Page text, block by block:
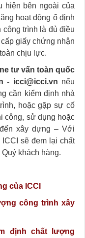
hiện bên ngoài của
hoạt động ổ định
trình là đủ điều
giấy chứng nhận
chịu lực.
tư vấn toàn quốc
- icci@icci.vn nếu
cần kiểm định nhà
hoặc gặp sự cố
công, sử dụng hoặc
xây dựng – Với
sẽ đem lại chất
khách hàng.
của ICCI
công trình xây
định chất lượng